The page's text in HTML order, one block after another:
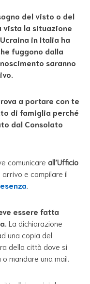
del visto o del
la situazione
in Italia ha
fuggono dalla
saranno
a portare con te
di famiglia perché
dal Consolato
comunicare all’Ufficio
arrivo e compilare il
essere fatta
La dichiarazione
una copia del
della città dove si
mandare una mail.